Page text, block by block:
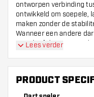
ontworpen verbinding
ontwikkeld om soepele,
maken zonder de
Wanneer een andere
verschuift het mee in
De shaftbasis is
Lees verder
PRODUCT